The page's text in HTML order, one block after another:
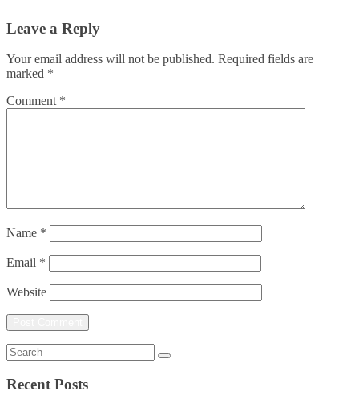
Leave a Reply
Your email address will not be published. Required fields are
marked *
Comment *
Name *
Email *
Website
Recent Posts